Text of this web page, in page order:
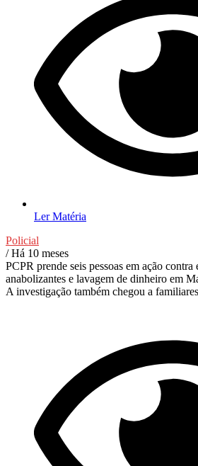
Ler Matéria
Policial
/ Há 10 meses
PCPR prende seis pessoas em ação
anabolizantes e lavagem de dinheiro em
A investigação também chegou a